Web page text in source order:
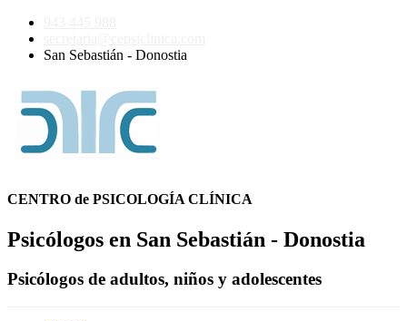
San Sebastián - Donostia
CENTRO de PSICOLOGÍA CLÍNICA
Psicólogos en San Sebastián - Donostia
Psicólogos de adultos, niños y adolescentes